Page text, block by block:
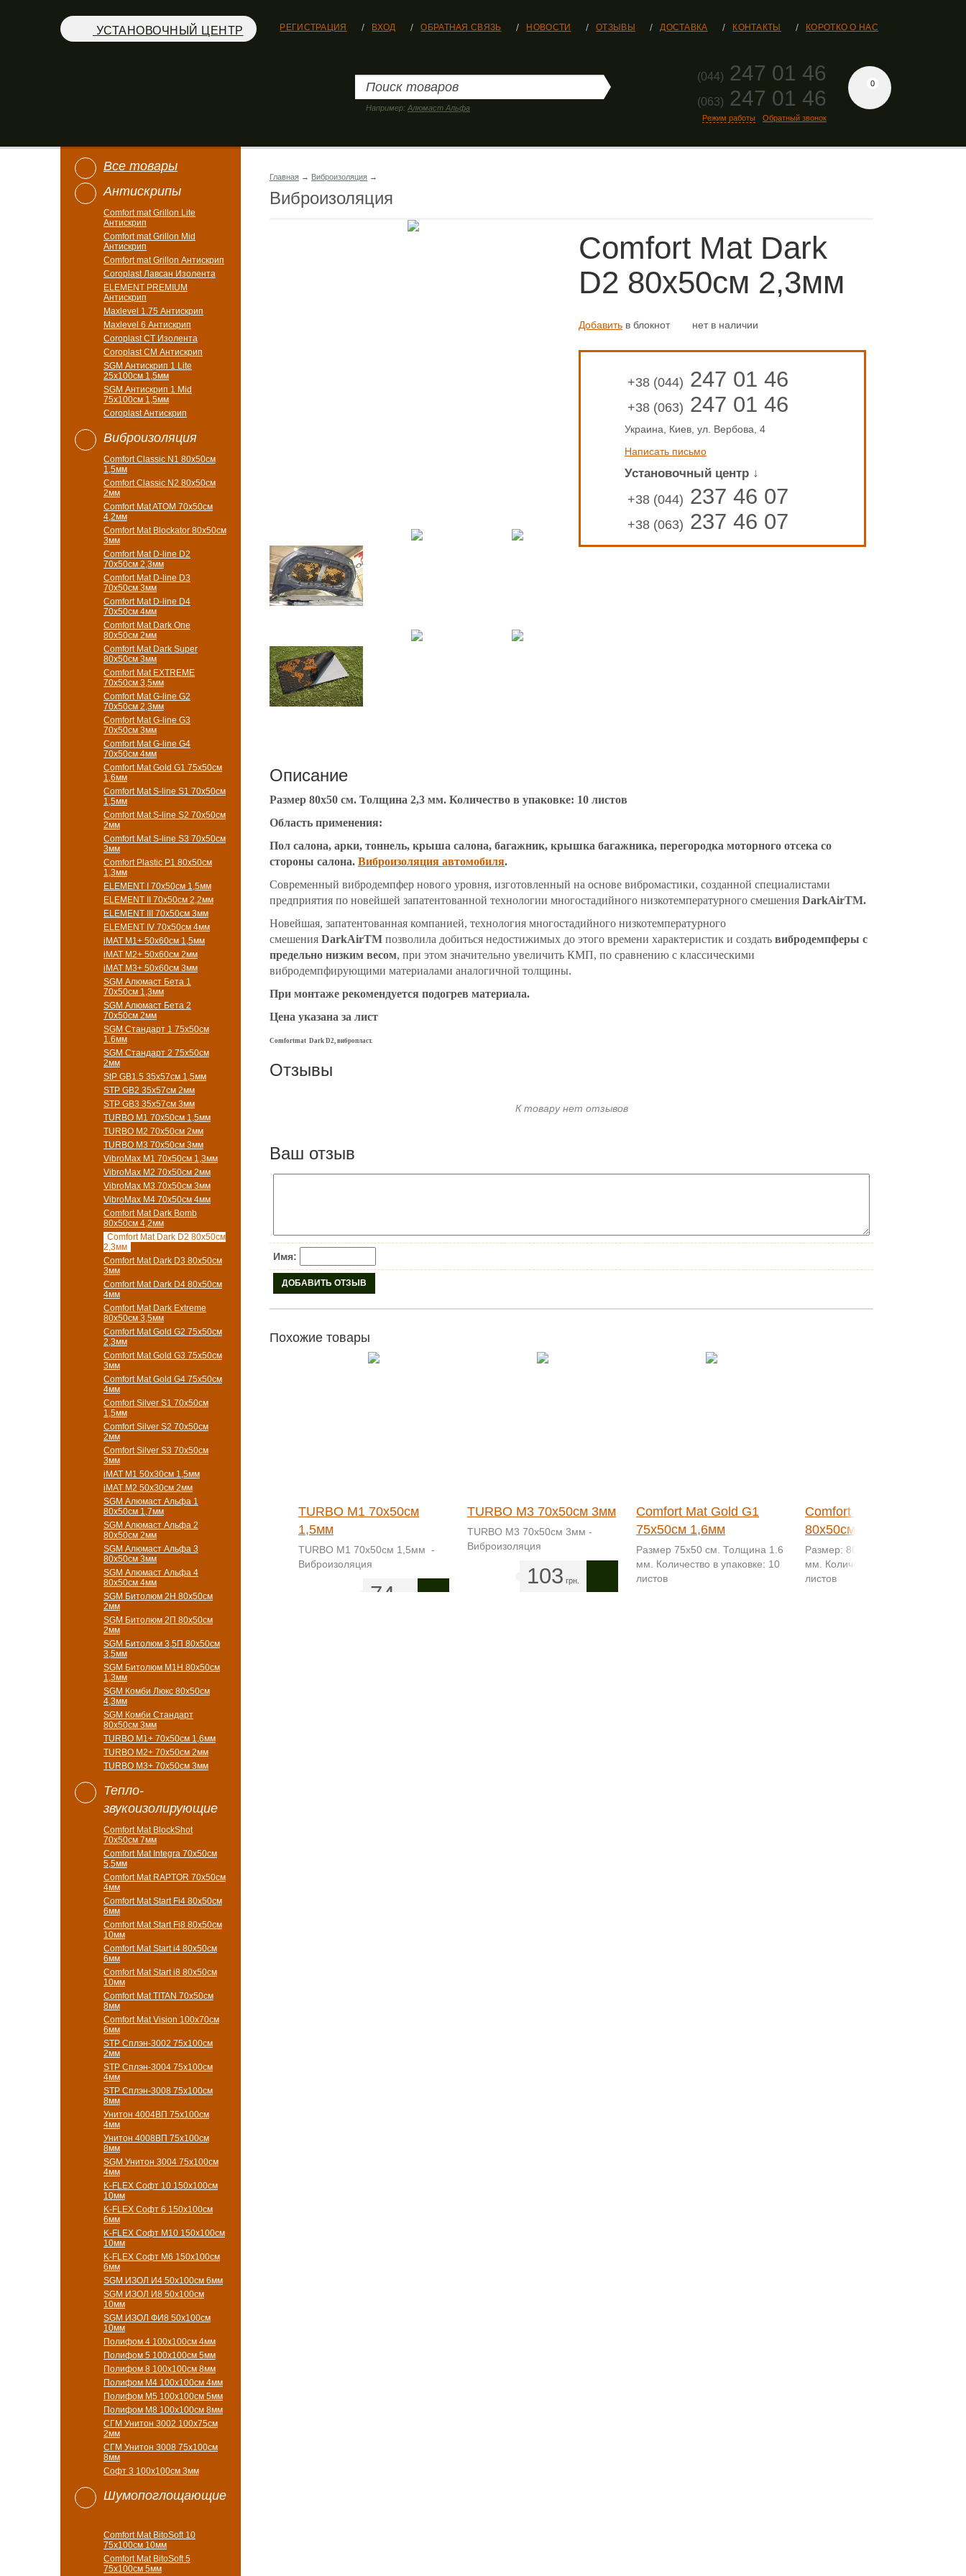
УСТАНОВОЧНЫЙ ЦЕНТР РЕГИСТРАЦИЯ ВХОД ОБРАТНАЯ СВЯЗЬ НОВОСТИ ОТЗЫВЫ ДОСТАВКА КОНТАКТЫ КОРОТКО О НАС
Например: Алюмаст Альфа
(044) 247 01 46
(063) 247 01 46
Режим работы Обратный звонок
0
Все товары
Антискрипы
Comfort mat Grillon Lite
Антискрип
Comfort mat Grillon Mid
Антискрип
Comfort mat Grillon Антискрип
Coroplast Лавсан Изолента
ELEMENT PREMIUM
Антискрип
Maxlevel 1.75 Антискрип
Maxlevel 6 Антискрип
Coroplast CT Изолента
Coroplast CM Антискрип
SGM Антискрип 1 Lite
25x100cм 1,5мм
SGM Антискрип 1 Mid
75x100cм 1,5мм
Coroplast Антискрип
Виброизоляция
Comfort Classic N1 80x50см
1,5мм
Comfort Classic N2 80x50см
2мм
Comfort Mat ATOM 70x50см
4,2мм
Comfort Mat Blockator 80х50см
3мм
Comfort Mat D-line D2
70х50см 2,3мм
Comfort Mat D-line D3
70х50см 3мм
Comfort Mat D-line D4
70х50см 4мм
Comfort Mat Dark One
80x50см 2мм
Comfort Mat Dark Super
80x50см 3мм
Comfort Mat EXTREME
70x50см 3,5мм
Comfort Mat G-line G2
70х50см 2,3мм
Comfort Mat G-line G3
70х50см 3мм
Comfort Mat G-line G4
70х50см 4мм
Comfort Mat Gold G1 75х50см
1,6мм
Comfort Mat S-line S1 70х50см
1,5мм
Comfort Mat S-line S2 70х50см
2мм
Comfort Mat S-line S3 70х50см
3мм
Comfort Plastic P1 80x50см
1,3мм
ELEMENT I 70х50см 1,5мм
ELEMENT II 70х50см 2,2мм
ELEMENT III 70х50см 3мм
ELEMENT IV 70х50см 4мм
iMAT M1+ 50х60см 1,5мм
iMAT M2+ 50х60см 2мм
iMAT M3+ 50х60см 3мм
SGM Алюмаст Бета 1
70х50см 1,3мм
SGM Алюмаст Бета 2
70х50см 2мм
SGM Стандарт 1 75х50см
1.6мм
SGM Стандарт 2 75х50см
2мм
StP GB1.5 35х57см 1,5мм
STP GB2 35х57см 2мм
STP GB3 35х57см 3мм
TURBO M1 70х50см 1,5мм
TURBO M2 70х50см 2мм
TURBO M3 70х50см 3мм
VibroMax M1 70х50см 1,3мм
VibroMax M2 70х50см 2мм
VibroMax M3 70х50см 3мм
VibroMax M4 70х50см 4мм
Comfort Mat Dark Bomb
80x50см 4,2мм
Comfort Mat Dark D2 80х50см
2,3мм
Comfort Mat Dark D3 80х50см
3мм
Comfort Mat Dark D4 80х50см
4мм
Comfort Mat Dark Extreme
80x50см 3,5мм
Comfort Mat Gold G2 75х50см
2,3мм
Comfort Mat Gold G3 75х50см
3мм
Comfort Mat Gold G4 75х50см
4мм
Comfort Silver S1 70х50см
1,5мм
Comfort Silver S2 70х50см
2мм
Comfort Silver S3 70х50см
3мм
iMAT M1 50х30см 1,5мм
iMAT M2 50х30см 2мм
SGM Алюмаст Альфа 1
80x50см 1,7мм
SGM Алюмаст Альфа 2
80x50см 2мм
SGM Алюмаст Альфа 3
80x50см 3мм
SGM Алюмаст Альфа 4
80x50см 4мм
SGM Битолюм 2H 80x50см
2мм
SGM Битолюм 2П 80x50см
2мм
SGM Битолюм 3,5П 80x50см
3,5мм
SGM Битолюм M1H 80x50см
1,3мм
SGM Комби Люкс 80x50см
4,3мм
SGM Комби Стандарт
80x50см 3мм
TURBO M1+ 70х50см 1,6мм
TURBO M2+ 70х50см 2мм
TURBO M3+ 70х50см 3мм
Тепло-
звукоизолирующие
Comfort Mat BlockShot
70х50см 7мм
Comfort Mat Integra 70х50см
5,5мм
Comfort Mat RAPTOR 70х50см
4мм
Comfort Mat Start Fi4 80х50см
6мм
Comfort Mat Start Fi8 80х50см
10мм
Comfort Mat Start i4 80х50см
6мм
Comfort Mat Start i8 80х50см
10мм
Comfort Mat TITAN 70х50см
8мм
Comfort Mat Vision 100х70см
6мм
STP Сплэн-3002 75х100см
2мм
STP Сплэн-3004 75х100см
4мм
STP Сплэн-3008 75х100см
8мм
Унитон 4004ВП 75х100см
4мм
Унитон 4008ВП 75х100см
8мм
SGM Унитон 3004 75х100см
4мм
K-FLEX Софт 10 150х100см
10мм
K-FLEX Софт 6 150х100см
6мм
K-FLEX Софт М10 150х100см
10мм
K-FLEX Софт М6 150х100см
6мм
SGM ИЗОЛ И4 50х100см 6мм
SGM ИЗОЛ И8 50х100см
10мм
SGM ИЗОЛ ФИ8 50х100см
10мм
Полифом 4 100х100см 4мм
Полифом 5 100х100см 5мм
Полифом 8 100х100см 8мм
Полифом М4 100х100см 4мм
Полифом М5 100х100см 5мм
Полифом М8 100х100см 8мм
СГМ Унитон 3002 100х75см
2мм
СГМ Унитон 3008 75х100см
8мм
Софт 3 100х100см 3мм
Шумопоглощающие
Comfort Mat BitoSoft 10
75x100см 10мм
Comfort Mat BitoSoft 5
75x100см 5мм
Главная → Виброизоляция →
Виброизоляция
Comfort Mat Dark
D2 80х50см 2,3мм
Добавить в блокнот нет в наличии
+38 (044) 247 01 46
+38 (063) 247 01 46
Украина, Киев, ул. Вербова, 4
Написать письмо
Установочный центр ↓
+38 (044) 237 46 07
+38 (063) 237 46 07
Описание
Размер 80х50 см. Толщина 2,3 мм. Количество в упаковке: 10 листов
Область применения:
Пол салона, арки, тоннель, крыша салона, багажник, крышка багажника, перегородка моторного отсека со
стороны салона. Виброизоляция автомобиля.
Cовременный вибродемпфер нового уровня, изготовленный на основе вибромастики, созданной специалистами
предприятия по новейшей запатентованной технологии многостадийного низкотемпературного смешения DarkAirТМ.
Новейшая, запатентованная компанией, технология многостадийного низкотемпературного
смешения DarkAirТМ позволила добиться недостижимых до этого времени характеристик и создать вибродемпферы с
предельно низким весом, при этом значительно увеличить КМП, по сравнению с классическими
вибродемпфирующими материалами аналогичной толщины.
При монтаже рекомендуется подогрев материала.
Цена указана за лист
Comfortmat Dark D2, вибропласт.
Отзывы
К товару нет отзывов
Ваш отзыв
Имя:
Похожие товары
TURBO M1 70х50см
1,5мм
TURBO M1 70х50см 1,5мм -
Виброизоляция
74
TURBO M3 70х50см 3мм
TURBO M3 70х50см 3мм -
Виброизоляция
103 грн.
Comfort Mat Gold G1
75х50см 1,6мм
Размер 75х50 см. Толщина 1.6
мм. Количество в упаковке: 10
листов
Comfort Mat Dark Super
80x50см 3мм
Размер: 80x50 см. Толщина 3
мм. Количество в упаковке: 10
листов